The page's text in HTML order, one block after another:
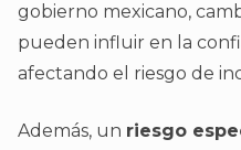
gobierno mexicano,
pueden influir en la
afectando el riesgo de
Además, un riesgo